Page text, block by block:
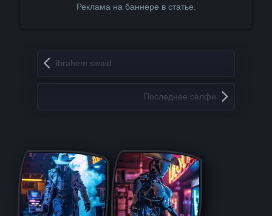
Реклама на баннере в статье.
Запись навигация
ibrahem swaid
Последнее селфи